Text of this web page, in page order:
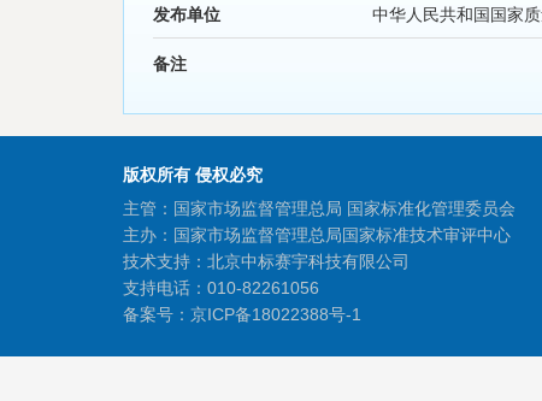
发布单位 中华人民共和国国家
备注
版权所有 侵权必究
主管：国家市场监督管理总局 国家标准化管理委员会
主办：国家市场监督管理总局国家标准技术审评中心
技术支持：北京中标赛宇科技有限公司
支持电话：010-82261056
备案号： 京ICP备18022388号-1